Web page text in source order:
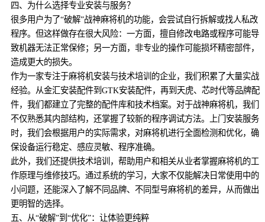
四、为什么选择专业安装与服务？
很多用户为了“破解”战神麻将机的功能，会尝试自行拆解或找人私改
程序。但这样做存在很大风险：一方面，擅自修改电路或程序可能导
致机器无法正常保修；另一方面，非专业的操作可能损坏精密部件，
造成更大的损失。
作为一家专注于麻将机安装与技术培训的企业，我们积累了大量实战
经验。从金汇安装配件到GTK安装配件，再到天虎、芯时代等品牌配
件，我们都建立了完整的配件库和技术档案。对于战神麻将机，我们
不仅熟悉其内部结构，还掌握了较新的程序调试方法。上门安装服务
时，我们会根据用户的实际需求，对麻将机进行全面检测和优化，确
保设备运行稳定、感应灵敏、程序准确。
此外，我们还提供技术培训，帮助用户和相关从业者掌握麻将机的工
作原理与维修技巧。通过系统的学习，大家不仅能解决日常使用中的
小问题，还能深入了解不同品牌、不同型号麻将机的差异，从而做出
更明智的选择。
五、从“破解”到“优化”：让体验更纯粹